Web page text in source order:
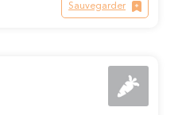
Sauvegarder